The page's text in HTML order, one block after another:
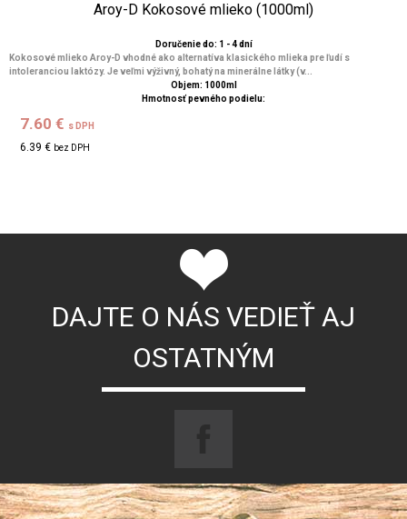
Aroy-D Kokosové mlieko (1000ml)
Doručenie do: 1 - 4 dní
Kokosové mlieko Aroy-D vhodné ako alternatíva klasického mlieka pre ľudí s
intoleranciou laktózy. Je veľmi výživný, bohatý na minerálne látky (v...
Objem: 1000ml
Hmotnosť pevného podielu:
7.60 € s DPH
6.39 € bez DPH
DAJTE O NÁS VEDIEŤ AJ
OSTATNÝM